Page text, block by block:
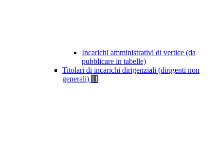
Incarichi amministrativi di vertice (da
pubblicare in tabelle)
Titolari di incarichi dirigenziali (dirigenti non
generali) 11